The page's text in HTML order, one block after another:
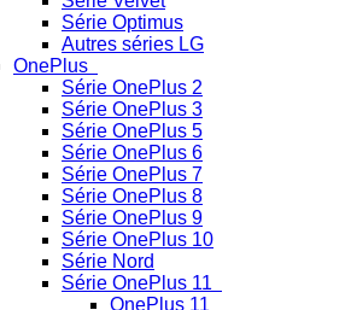
Série Optimus
Autres séries LG
OnePlus
Série OnePlus 2
Série OnePlus 3
Série OnePlus 5
Série OnePlus 6
Série OnePlus 7
Série OnePlus 8
Série OnePlus 9
Série OnePlus 10
Série Nord
Série OnePlus 11
OnePlus 11